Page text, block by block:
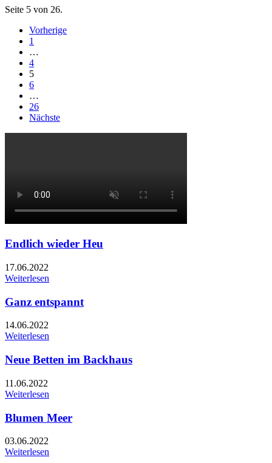
Seite 5 von 26.
Vorherige
1
…
4
5
6
…
26
Nächste
Endlich wieder Heu
17.06.2022
Weiterlesen
Ganz entspannt
14.06.2022
Weiterlesen
Neue Betten im Backhaus
11.06.2022
Weiterlesen
Blumen Meer
03.06.2022
Weiterlesen